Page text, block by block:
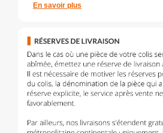
En savoir plus